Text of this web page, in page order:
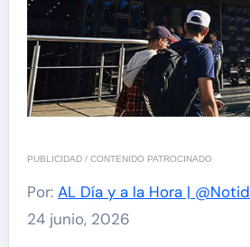
PUBLICIDAD / CONTENIDO PATROCINADO
Por: AL Día y a la Hora |
24 junio, 2026